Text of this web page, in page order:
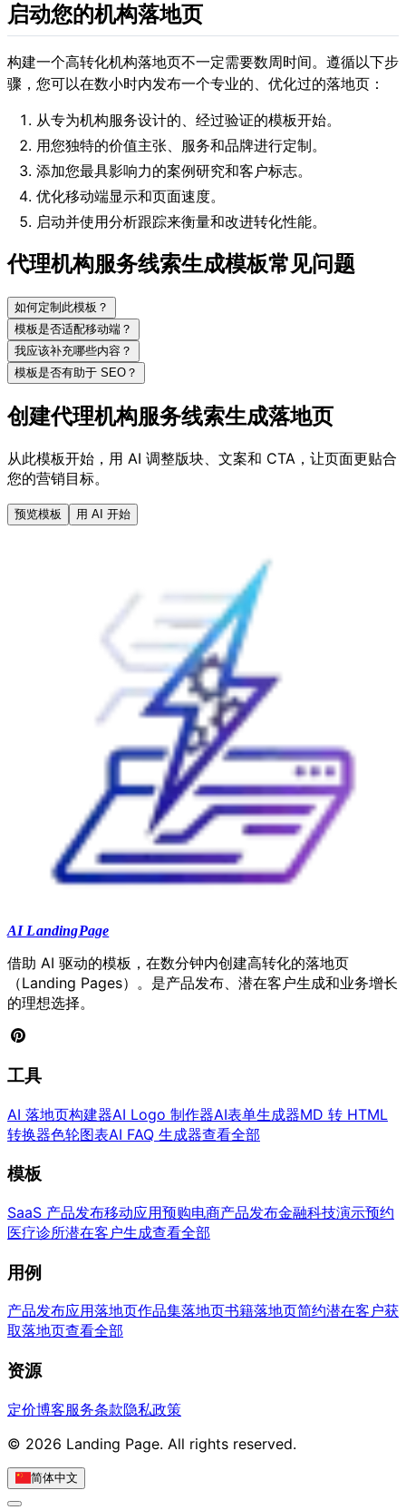
启动您的机构落地页
构建一个高转化机构落地页不一定需要数周时间。遵循以下步
骤，您可以在数小时内发布一个专业的、优化过的落地页：
从专为机构服务设计的、经过验证的模板开始。
用您独特的价值主张、服务和品牌进行定制。
添加您最具影响力的案例研究和客户标志。
优化移动端显示和页面速度。
启动并使用分析跟踪来衡量和改进转化性能。
代理机构服务线索生成模板常见问题
如何定制此模板？
模板是否适配移动端？
我应该补充哪些内容？
模板是否有助于 SEO？
创建代理机构服务线索生成落地页
从此模板开始，用 AI 调整版块、文案和 CTA，让页面更贴合
您的营销目标。
预览模板 用 AI 开始
AI LandingPage
借助 AI 驱动的模板，在数分钟内创建高转化的落地页
（Landing Pages）。是产品发布、潜在客户生成和业务增长
的理想选择。
工具
AI 落地页构建器AI Logo 制作器AI表单生成器MD 转 HTML
转换器色轮图表AI FAQ 生成器查看全部
模板
SaaS 产品发布移动应用预购电商产品发布金融科技演示预约
医疗诊所潜在客户生成查看全部
用例
产品发布应用落地页作品集落地页书籍落地页简约潜在客户获
取落地页查看全部
资源
定价博客服务条款隐私政策
© 2026 Landing Page. All rights reserved.
简体中文